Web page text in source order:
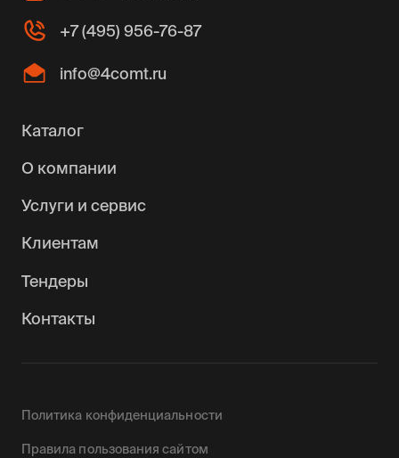
+7 (495) 956-76-87
info@4comt.ru
Каталог
О компании
Услуги и сервис
Клиентам
Тендеры
Контакты
Политика конфиденциальности
Правила пользования сайтом